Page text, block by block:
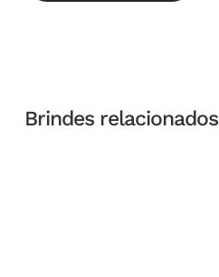
Brindes relacionados